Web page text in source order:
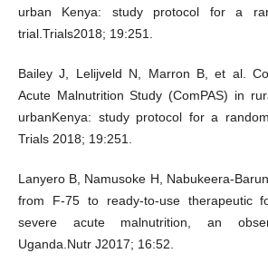
urban Kenya: study protocol for a
trial.Trials2018; 19:251.
Bailey J, Lelijveld N, Marron B, et al.
Acute Malnutrition Study (ComPAS) in
urbanKenya: study protocol for a
Trials 2018; 19:251.
Lanyero B, Namusoke H, Nabukeera-
from F-75 to ready-to-use therapeutic
severe acute malnutrition, an
Uganda.Nutr J2017; 16:52.